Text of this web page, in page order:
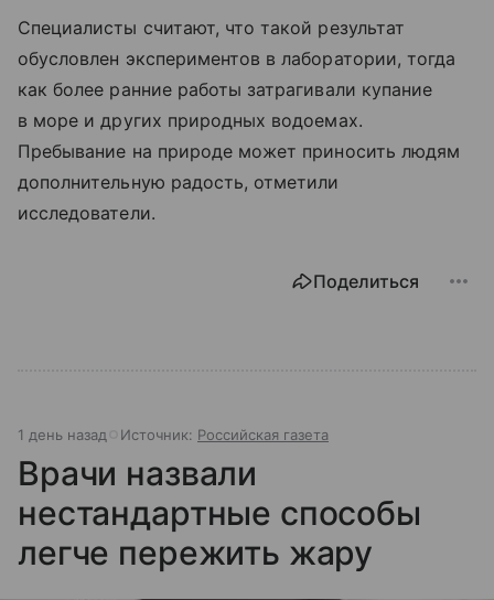
Специалисты считают, что такой результат
обусловлен экспериментов в лаборатории, тогда
как более ранние работы затрагивали купание
в море и других природных водоемах.
Пребывание на природе может приносить людям
дополнительную радость, отметили
исследователи.
Поделиться
1 день назад Источник: Российская газета
Врачи назвали
нестандартные способы
легче пережить жару